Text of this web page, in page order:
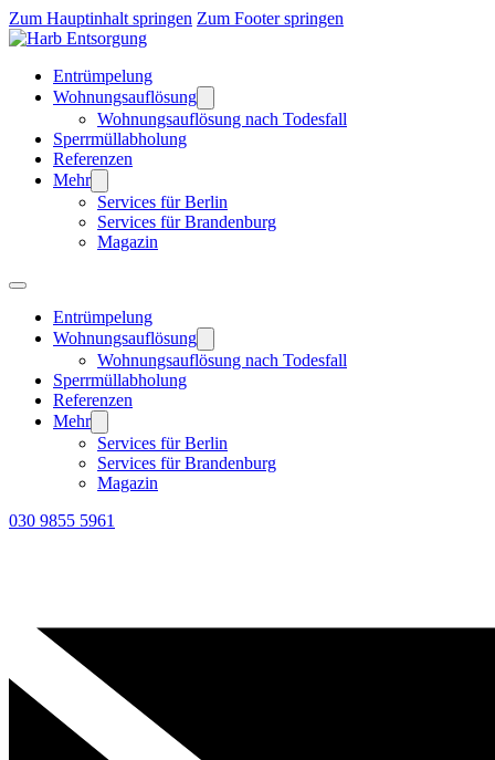
Zum Hauptinhalt springen Zum Footer springen
Entrümpelung
Wohnungsauflösung
Wohnungsauflösung nach Todesfall
Sperrmüllabholung
Referenzen
Mehr
Services für Berlin
Services für Brandenburg
Magazin
Entrümpelung
Wohnungsauflösung
Wohnungsauflösung nach Todesfall
Sperrmüllabholung
Referenzen
Mehr
Services für Berlin
Services für Brandenburg
Magazin
030 9855 5961